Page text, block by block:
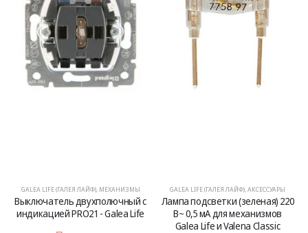
GALEA LIFE (ГАЛЕЯ ЛАЙФ) ,АКСЕССУАРЫ
Лампа подсветки (зеленая) 220
В~ 0,5 мA для механизмов
GALEA LIFE (ГАЛЕЯ ЛАЙФ),МЕХАНИЗМЫ
Переключатель на 2
направления (проходной)
двухклавишный с подсветкой